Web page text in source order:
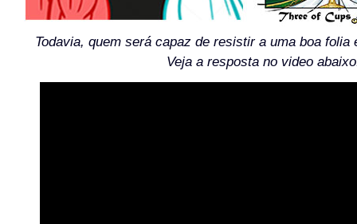
Todavia, quem será capaz de resistir a uma boa folia
Veja a resposta no video